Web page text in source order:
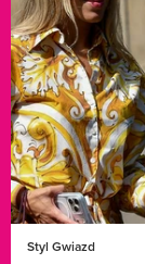
Styl Gwiazd